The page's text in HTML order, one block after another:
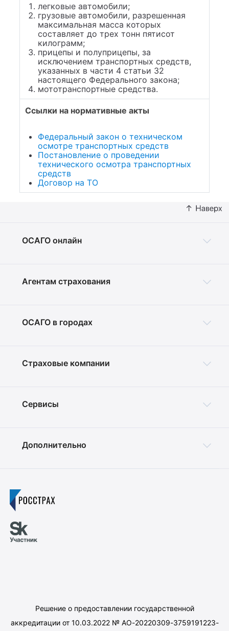
легковые автомобили;
грузовые автомобили, разрешенная
максимальная масса которых
составляет до трех тонн пятисот
килограмм;
прицепы и полуприцепы, за
исключением транспортных средств,
указанных в части 4 статьи 32
настоящего Федерального закона;
мототранспортные средства.
Ссылки на нормативные акты
Федеральный закон о техническом
осмотре транспортных средств
Постановление о проведении
технического осмотра транспортных
средств
Договор на ТО
ОСАГО онлайн
Агентам страхования
ОСАГО в городах
Страховые компании
Сервисы
Дополнительно
Решение о предоставлении государственной
аккредитации от 10.03.2022 № АО-20220309-3759191223-